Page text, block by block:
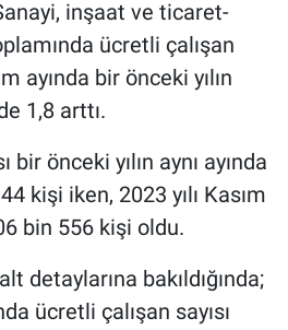
inşaat ve ticaret-
ücretli çalışan
ayında bir önceki yılın
1,8 arttı.
bir önceki yılın aynı ayında
kişi iken, 2023 yılı Kasım
bin 556 kişi oldu.
detaylarına bakıldığında;
ücretli çalışan sayısı